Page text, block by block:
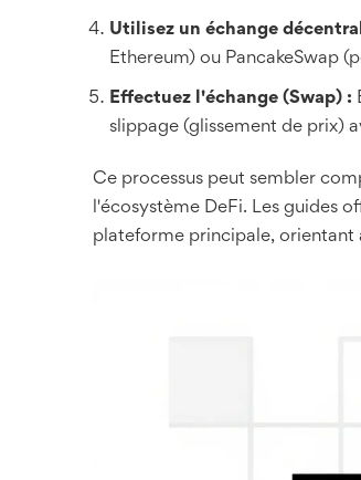
Utilisez un échange
Ethereum) ou PancakeSwap
Effectuez l'échange (Swap) :
slippage (glissement de prix)
Ce processus peut sembler
l'écosystème DeFi. Les guides
plateforme principale, orientant